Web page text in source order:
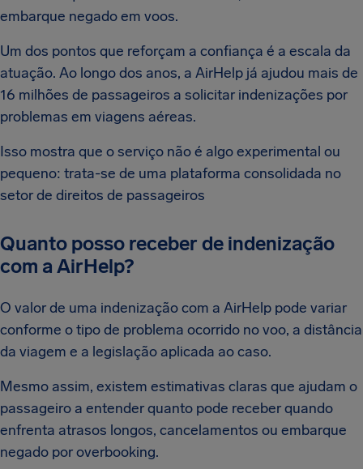
embarque negado em voos.
Um dos pontos que reforçam a confiança é a escala da
atuação. Ao longo dos anos, a AirHelp já ajudou mais de
16 milhões de passageiros a solicitar indenizações por
problemas em viagens aéreas.
Isso mostra que o serviço não é algo experimental ou
pequeno: trata-se de uma plataforma consolidada no
setor de direitos de passageiros
Quanto posso receber de indenização
com a AirHelp?
O valor de uma indenização com a AirHelp pode variar
conforme o tipo de problema ocorrido no voo, a distância
da viagem e a legislação aplicada ao caso.
Mesmo assim, existem estimativas claras que ajudam o
passageiro a entender quanto pode receber quando
enfrenta atrasos longos, cancelamentos ou embarque
negado por overbooking.